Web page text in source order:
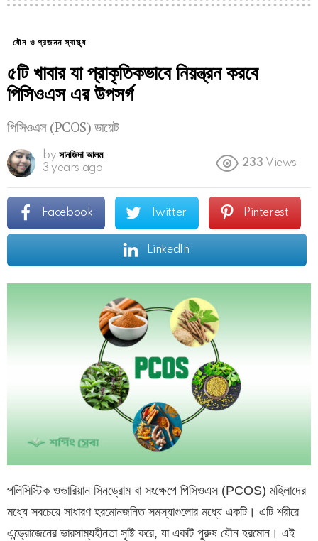
যৌন ও প্রজনন স্বাস্থ্য
৫টি খাবার যা প্রাকৃতিকভাবে নিয়ন্ত্রন করবে
পিসিওএস এর উপসর্গ
পিসিওএস (PCOS) ডায়েট
by সানজিদা আলম
3 years ago
233 Views
Facebook Twitter Pinterest
LinkedIn
পলিসিস্টিক ওভারিয়ান সিনড্রোম বা সংক্ষেপে পিসিওএস (PCOS) মহিলাদের
মধ্যে সবচেয়ে সাধারণ হরমোনজনিত সমস্যাগুলোর মধ্যে একটি। এটি শরীরে
এন্ড্রোজেনের ভারসাম্যহীনতা সৃষ্টি করে, যা একটি পুরুষ যৌন হরমোন। এই